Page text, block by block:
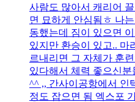
사람도 많아서 캐리어
면 묘하게 안심됨ㅎ 나
동했는데 짐이 있으면
있지만 환승이 있고.. 마
르내리면 그 자체가 훈
있다해서 체력 좋으신
^^ ,, 간사이공항에서 인
정도 잡으면 됨 엑스포